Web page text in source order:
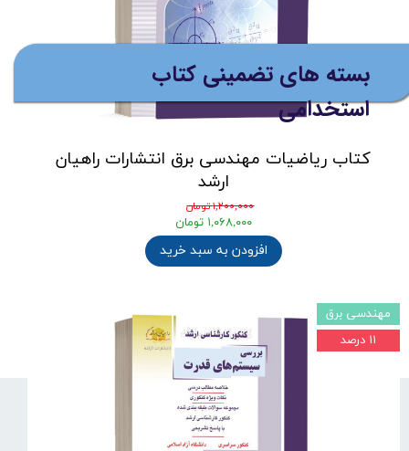
کتاب ریاضیات مهندسی برق انتشارات راهیان
ارشد
۱,۲۰۰,۰۰۰ تومان
۱,۰۶۸,۰۰۰ تومان
افزودن به سبد خرید
مهندسی برق
۱۱ درصد
بسته های تضمینی کتاب
استخدامی